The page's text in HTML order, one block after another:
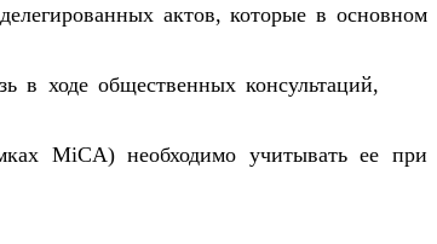
актов, которые в основном
в ходе общественных консультаций,
MiCA) необходимо учитывать ее при